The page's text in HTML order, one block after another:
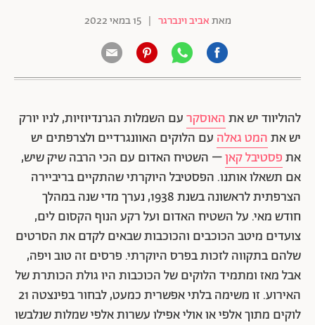
מאתאביב וינברגר | 15 במאי 2022
להוליווד יש אתהאוסקרעם השמלות הגרנדיוזיות, לניו יורק
יש אתהמט גאלה עם הלוקים האוונגרדיים ולצרפתים יש
אתפסטיבל קאן– השטיח האדום עם הכי הרבה שיק שיש,
אם תשאלו אותנו. הפסטיבל היוקרתי שהתקיים בריביירה
הצרפתית לראשונה בשנת 1938, נערך מדי שנה במהלך
חודש מאי. על השטיח האדום ועל רקע הנוף הקסום לים,
צועדים מיטב הכוכבים והכוכבות שבאים לקדם את הסרטים
שלהם בתקווה לזכות בפרס היוקרתי. פרסים זה טוב ויפה,
אבל מאז ומתמיד הלוקים של הכוכבות היו גולת הכותרת של
האירוע. זו משימה בלתי אפשרית כמעט, לבחור בפינצטה 21
לוקים מתוך אלפי או אולי אפילו עשרות אלפי שמלות שנלבשו